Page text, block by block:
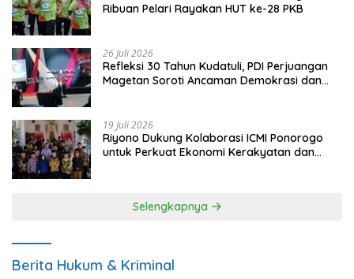
Ribuan Pelari Rayakan HUT ke-28 PKB
26 Juli 2026
Refleksi 30 Tahun Kudatuli, PDI Perjuangan
Magetan Soroti Ancaman Demokrasi dan
19 Juli 2026
Riyono Dukung Kolaborasi ICMI Ponorogo
untuk Perkuat Ekonomi Kerakyatan dan
Selengkapnya
Berita Hukum & Kriminal